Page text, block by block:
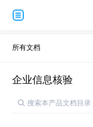
所有文档
企业信息核验